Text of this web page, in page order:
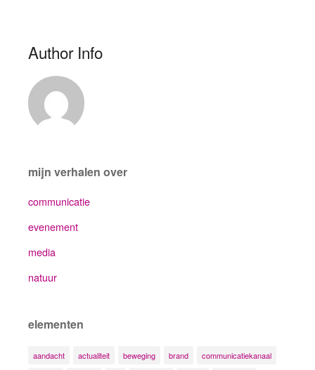
Author Info
mijn verhalen over
communicatie
evenement
media
natuur
elementen
aandacht actualiteit beweging brand
communicatiekanaal